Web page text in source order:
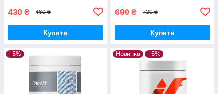
430 ₴ 460 ₴
Купити
690 ₴ 730 ₴
Купити
–5% Новинка –5%